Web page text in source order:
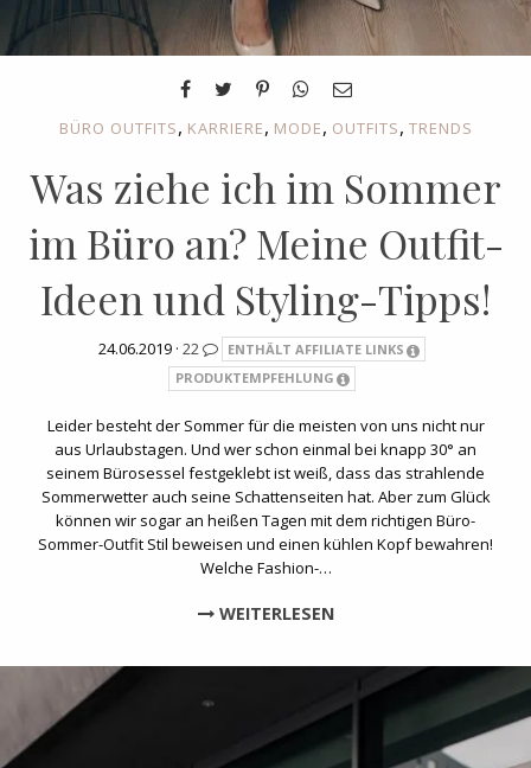
BÜRO OUTFITS, KARRIERE, MODE, OUTFITS, TRENDS
Was ziehe ich im Sommer
im Büro an? Meine Outfit-
Ideen und Styling-Tipps!
24.06.2019 · 22
ENTHÄLT AFFILIATE LINKS
PRODUKTEMPFEHLUNG
Leider besteht der Sommer für die meisten von uns nicht nur
aus Urlaubstagen. Und wer schon einmal bei knapp 30° an
seinem Bürosessel festgeklebt ist weiß, dass das strahlende
Sommerwetter auch seine Schattenseiten hat. Aber zum Glück
können wir sogar an heißen Tagen mit dem richtigen Büro-
Sommer-Outfit Stil beweisen und einen kühlen Kopf bewahren!
Welche Fashion-…
WEITERLESEN